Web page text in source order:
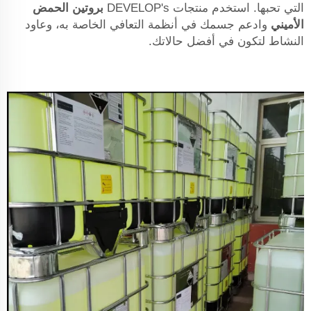
التي تحبها. استخدم منتجات DEVELOP's
بروتين الحمض
الأميني وادعم جسمك في أنظمة التعافي الخاصة به، وعاود
النشاط لتكون في أفضل حالاتك.